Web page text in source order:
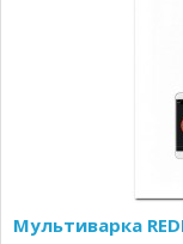
Мультиварка